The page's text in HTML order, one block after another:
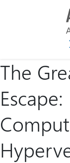
The